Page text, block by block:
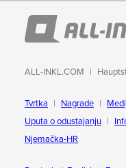
ALL-INKL.COM
Tvrtka Nagrade
Uputa o odustajanju
Njemačka-HR